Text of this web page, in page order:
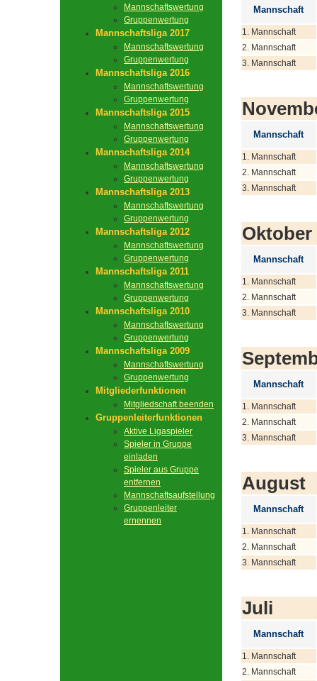
Mannschaftswertung
Gruppenwertung
Mannschaftsliga 2017
Mannschaftswertung
Gruppenwertung
Mannschaftsliga 2016
Mannschaftswertung
Gruppenwertung
Mannschaftsliga 2015
Mannschaftswertung
Gruppenwertung
Mannschaftsliga 2014
Mannschaftswertung
Gruppenwertung
Mannschaftsliga 2013
Mannschaftswertung
Gruppenwertung
Mannschaftsliga 2012
Mannschaftswertung
Gruppenwertung
Mannschaftsliga 2011
Mannschaftswertung
Gruppenwertung
Mannschaftsliga 2010
Mannschaftswertung
Gruppenwertung
Mannschaftsliga 2009
Mannschaftswertung
Gruppenwertung
Mitgliederfunktionen
Mitgliedschaft beenden
Gruppenleiterfunktionen
Aktive Ligaspieler
Spieler in Gruppe
einladen
Spieler aus Gruppe
entfernen
Mannschaftsaufstellung
Gruppenleiter
ernennen
Mannschaft
1. Mannschaft
2. Mannschaft
3. Mannschaft
Mannschaft
1. Mannschaft
2. Mannschaft
3. Mannschaft
Oktober
Mannschaft
1. Mannschaft
2. Mannschaft
3. Mannschaft
Mannschaft
1. Mannschaft
2. Mannschaft
3. Mannschaft
August
Mannschaft
1. Mannschaft
2. Mannschaft
3. Mannschaft
Juli
Mannschaft
1. Mannschaft
2. Mannschaft